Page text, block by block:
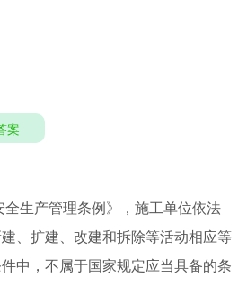
案
全生产管理条例》，施工单位依法
、扩建、改建和拆除等活动相应等
中，不属于国家规定应当具备的条